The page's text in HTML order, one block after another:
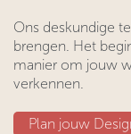
Ons deskundige
brengen. Het
manier om jouw
verkennen.
Plan jouw